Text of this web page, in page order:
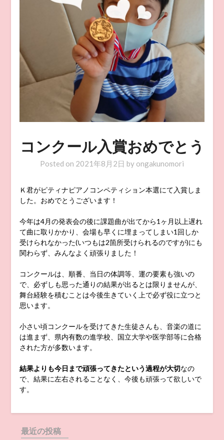
コンクール入賞おめでとう
Posted on 2021年8月2日 by ongakunomori
Ｋ君がピティナピアノコンペティション本選にて入賞しま
した。おめでとうございます！
今年は4月の発表会の後に課題曲が出てから1ヶ月以上遅れ
て曲に取りかかり、会場も早くに埋まってしまい1回しか
受けられなかった(いつもは2箇所受けられるのですが)にも
関わらず、みんなよく頑張りました！
コンクールは、順番、当日の体調等、運の要素も強いの
で、必ずしも思った通りの結果が出るとは限りませんが、
舞台経験を積むことは今後生きていく上で必ず役に立つと
思います。
小さい頃コンクールを受けてきた生徒さんも、音楽の道に
は進まず、県内有数の進学校、国立大学や医学部等に合格
された方が多数います。
結果よりも今日まで頑張ってきたという過程が大切なの
で、結果に左右されることなく、今後も頑張って欲しいで
す。
最近の投稿